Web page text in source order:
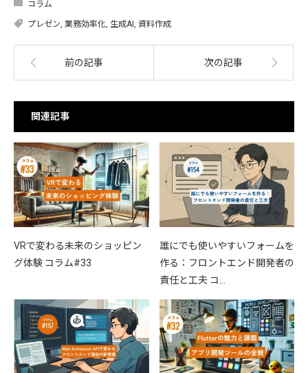
コラム
プレゼン, 業務効率化, 生成AI , 資料作成
前の記事 次の記事
関連記事
VRで変わる未来のショッピン
グ体験 コラム#33
誰にでも使いやすいフォームを
作る：フロントエンド開発者の
責任と工夫 コ…